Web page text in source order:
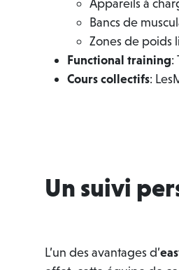
Appareils à
Bancs de
Zones de poids
Functional training:
Cours collectifs:
Un suivi
L’un des avantages d’